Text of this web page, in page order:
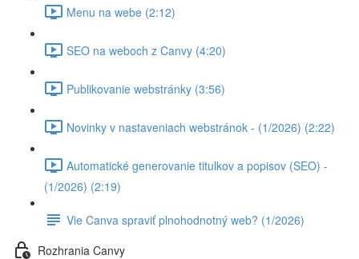
Menu na webe (2:12)
SEO na weboch z Canvy (4:20)
Publikovanie webstránky (3:56)
Novinky v nastaveniach webstránok - (1/2026) (2:22)
Automatické generovanie titulkov a popisov (SEO) -
(1/2026) (2:19)
Vie Canva spraviť plnohodnotný web? (1/2026)
Rozhrania Canvy